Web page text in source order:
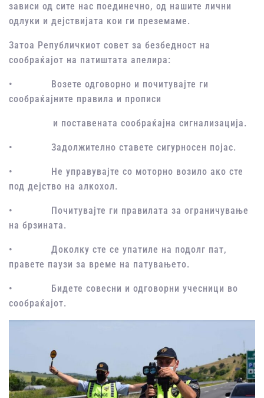
зависи од сите нас поединечно, од нашите лични
одлуки и дејствијата кои ги преземаме.
Затоа Републичкиот совет за безбедност на
сообраќајот на патиштата апелира:
• Возете одговорно и почитувајте ги
сообраќајните правила и прописи
и поставената сообраќајна сигнализација.
• Задолжително ставете сигурносен појас.
• Не управувајте со моторно возило ако сте
под дејство на алкохол.
• Почитувајте ги правилата за ограничување
на брзината.
• Доколку сте се упатиле на подолг пат,
правете паузи за време на патувањето.
• Бидете совесни и одговорни учесници во
сообраќајот.